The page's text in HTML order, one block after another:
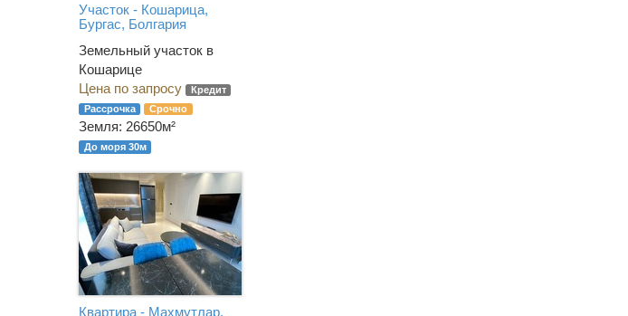
Участок - Кошарица,
Бургас, Болгария
Земельный участок в
Кошарице
Цена по запросу
Кредит
Рассрочка
Срочно
Земля: 26650м²
До моря 30м
Квартира - Махмутлар,